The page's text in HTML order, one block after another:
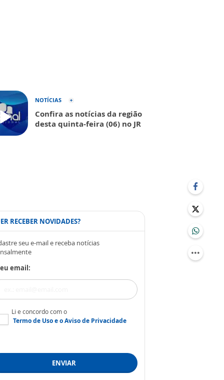
NOTÍCIAS
Confira as notícias da região
desta quinta-feira (06) no JR
RECEBER NOVIDADES?
seu e-mail e receba notícias
email:
Li e concordo com o
Termo de Usoe oAviso de Privacidade
ENVIAR